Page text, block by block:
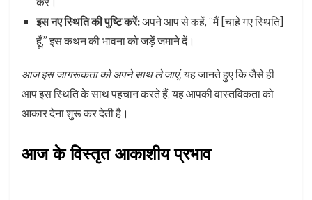
इस नए स्थिति की पुष्टि करें:अपने आप से कहें, “मैं [चाहे गए स्थिति]
हूँ,” इस कथन की भावना को जड़ें जमाने दें।
आज इस जागरूकता को अपने साथ ले जाएं,यह जानते हुए कि जैसे ही
आप इस स्थिति के साथ पहचान करते हैं, यह आपकी वास्तविकता को
आकार देना शुरू कर देती है।
आज के विस्तृत आकाशीय प्रभाव